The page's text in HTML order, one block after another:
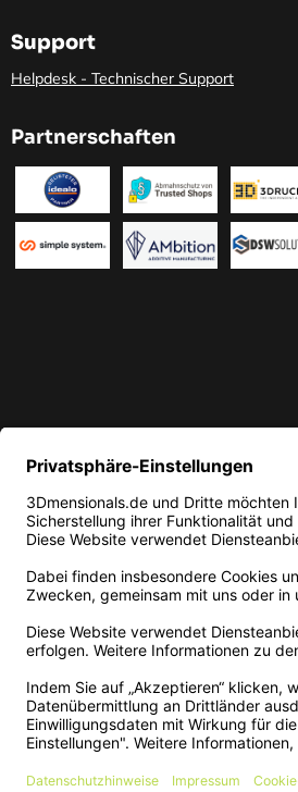
Support
Helpdesk - Technischer Support
Partnerschaften